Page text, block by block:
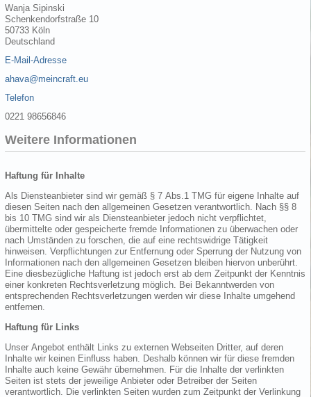
Wanja Sipinski
Schenkendorfstraße 10
50733 Köln
Deutschland
E-Mail-Adresse
ahava@meincraft.eu
Telefon
0221 98656846
Weitere Informationen
Haftung für Inhalte
Als Diensteanbieter sind wir gemäß § 7 Abs.1 TMG für eigene Inhalte auf
diesen Seiten nach den allgemeinen Gesetzen verantwortlich. Nach §§ 8
bis 10 TMG sind wir als Diensteanbieter jedoch nicht verpflichtet,
übermittelte oder gespeicherte fremde Informationen zu überwachen oder
nach Umständen zu forschen, die auf eine rechtswidrige Tätigkeit
hinweisen. Verpflichtungen zur Entfernung oder Sperrung der Nutzung von
Informationen nach den allgemeinen Gesetzen bleiben hiervon unberührt.
Eine diesbezügliche Haftung ist jedoch erst ab dem Zeitpunkt der Kenntnis
einer konkreten Rechtsverletzung möglich. Bei Bekanntwerden von
entsprechenden Rechtsverletzungen werden wir diese Inhalte umgehend
entfernen.
Haftung für Links
Unser Angebot enthält Links zu externen Webseiten Dritter, auf deren
Inhalte wir keinen Einfluss haben. Deshalb können wir für diese fremden
Inhalte auch keine Gewähr übernehmen. Für die Inhalte der verlinkten
Seiten ist stets der jeweilige Anbieter oder Betreiber der Seiten
verantwortlich. Die verlinkten Seiten wurden zum Zeitpunkt der Verlinkung